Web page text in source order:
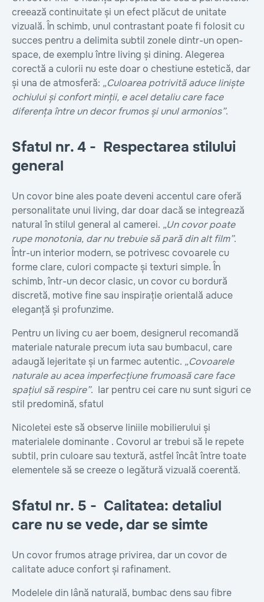
creează continuitate și un efect plăcut de unitate
vizuală. În schimb, unul contrastant poate fi folosit cu
succes pentru a delimita subtil zonele dintr-un open-
space, de exemplu între living și dining. Alegerea
corectă a culorii nu este doar o chestiune estetică, dar
și una de atmosferă: „Culoarea potrivită aduce liniște
ochiului și confort minții, e acel detaliu care face
diferența între un decor frumos și unul armonios”.
Sfatul nr. 4 - Respectarea stilului
general
Un covor bine ales poate deveni accentul care oferă
personalitate unui living, dar doar dacă se integrează
natural în stilul general al camerei. „Un covor poate
rupe monotonia, dar nu trebuie să pară din alt film”.
Într-un interior modern, se potrivesc covoarele cu
forme clare, culori compacte și texturi simple. În
schimb, într-un decor clasic, un covor cu bordură
discretă, motive fine sau inspirație orientală aduce
eleganță și profunzime.
Pentru un living cu aer boem, designerul recomandă
materiale naturale precum iuta sau bumbacul, care
adaugă lejeritate și un farmec autentic. „Covoarele
naturale au acea imperfecțiune frumoasă care face
spațiul să respire”. Iar pentru cei care nu sunt siguri ce
stil predomină, sfatul
Nicoletei este să observe liniile mobilierului și
materialele dominante . Covorul ar trebui să le repete
subtil, prin culoare sau textură, astfel încât între toate
elementele să se creeze o legătură vizuală coerentă.
Sfatul nr. 5 - Calitatea: detaliul
care nu se vede, dar se simte
Un covor frumos atrage privirea, dar un covor de
calitate aduce confort și rafinament.
Modelele din lână naturală, bumbac dens sau fibre